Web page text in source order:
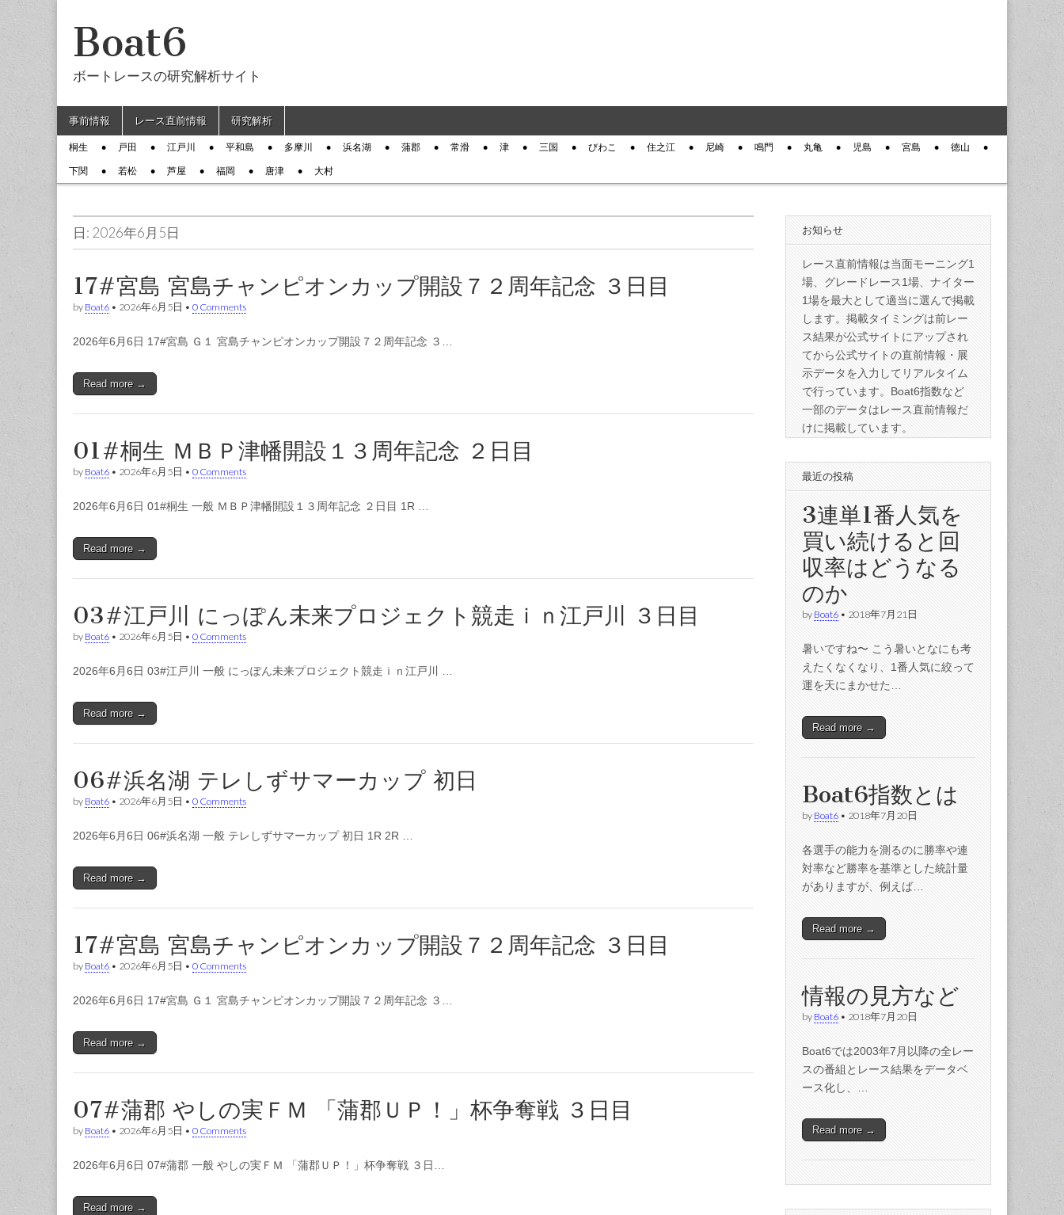
Boat6
ボートレースの研究解析サイト
Main menu
Skip to content
事前情報 レース直前情報 研究解析
Sub menu
桐生 戸田 江戸川 平和島 多摩川 浜名湖 蒲郡 常滑 津 三国 びわこ 住之江 尼崎 鳴門 丸亀 児島 宮島 徳山
下関 若松 芦屋 福岡 唐津 大村
日: 2026年6月5日
17#宮島 宮島チャンピオンカップ開設７２周年記念 ３日目
by Boat6 • 2026年6月5日 • 0 Comments
2026年6月6日 17#宮島 Ｇ１ 宮島チャンピオンカップ開設７２周年記念 ３…
Read more →
01#桐生 ＭＢＰ津幡開設１３周年記念 ２日目
by Boat6 • 2026年6月5日 • 0 Comments
2026年6月6日 01#桐生 一般 ＭＢＰ津幡開設１３周年記念 ２日目 1R …
Read more →
03#江戸川 にっぽん未来プロジェクト競走ｉｎ江戸川 ３日目
by Boat6 • 2026年6月5日 • 0 Comments
2026年6月6日 03#江戸川 一般 にっぽん未来プロジェクト競走ｉｎ江戸川 …
Read more →
06#浜名湖 テレしずサマーカップ 初日
by Boat6 • 2026年6月5日 • 0 Comments
2026年6月6日 06#浜名湖 一般 テレしずサマーカップ 初日 1R 2R …
Read more →
17#宮島 宮島チャンピオンカップ開設７２周年記念 ３日目
by Boat6 • 2026年6月5日 • 0 Comments
2026年6月6日 17#宮島 Ｇ１ 宮島チャンピオンカップ開設７２周年記念 ３…
Read more →
07#蒲郡 やしの実ＦＭ 「蒲郡ＵＰ！」杯争奪戦 ３日目
by Boat6 • 2026年6月5日 • 0 Comments
2026年6月6日 07#蒲郡 一般 やしの実ＦＭ 「蒲郡ＵＰ！」杯争奪戦 ３日…
Read more →
お知らせ
レース直前情報は当面モーニング1
場、グレードレース1場、ナイター
1場を最大として適当に選んで掲載
します。掲載タイミングは前レー
ス結果が公式サイトにアップされ
てから公式サイトの直前情報・展
示データを入力してリアルタイム
で行っています。Boat6指数など
一部のデータはレース直前情報だ
けに掲載しています。
最近の投稿
3連単1番人気を
買い続けると回
収率はどうなる
のか
by Boat6 • 2018年7月21日
暑いですね〜 こう暑いとなにも考
えたくなくなり、1番人気に絞って
運を天にまかせた…
Read more →
Boat6指数とは
by Boat6 • 2018年7月20日
各選手の能力を測るのに勝率や連
対率など勝率を基準とした統計量
がありますが、例えば…
Read more →
情報の見方など
by Boat6 • 2018年7月20日
Boat6では2003年7月以降の全レー
スの番組とレース結果をデータベ
ース化し、…
Read more →